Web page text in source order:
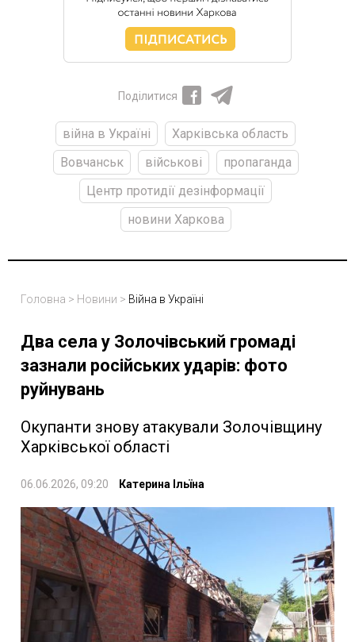
Поділитися
війна в Україні
Харківська область
Вовчанськ
військові
пропаганда
Центр протидії дезінформації
новини Харкова
Головна > Новини > Війна в Україні
Два села у Золочівський громаді
зазнали російських ударів: фото
руйнувань
Окупанти знову атакували Золочівщину
Харківської області
06.06.2026, 09:20 Катерина Ільїна